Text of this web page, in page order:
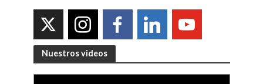
Nuestros videos